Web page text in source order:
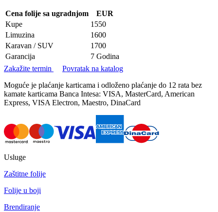
Cena folije sa ugradnjom
EUR
Kupe
1550
Limuzina
1600
Karavan / SUV
1700
Garancija
7 Godina
Zakažite termin
Povratak na katalog
Moguće je plaćanje karticama i odloženo plaćanje do 12 rata bez
kamate karticama Banca Intesa: VISA, MasterCard, American
Express, VISA Electron, Maestro, DinaCard
Usluge
Zaštitne folije
Folije u boji
Brendiranje